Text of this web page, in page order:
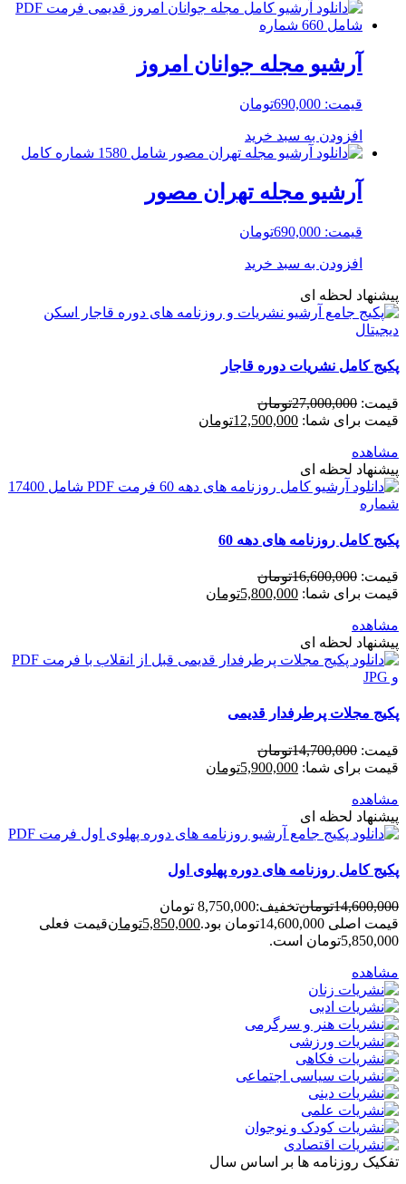
آرشیو مجله جوانان امروز
قیمت: 690,000تومان
افزودن به سبد خرید
آرشیو مجله تهران مصور
قیمت: 690,000تومان
افزودن به سبد خرید
پیشنهاد لحظه ای
پکیج کامل نشریات دوره قاجار
قیمت: 27,000,000تومان
قیمت برای شما: 12,500,000تومان
مشاهده
پیشنهاد لحظه ای
پکیج کامل روزنامه های دهه 60
قیمت: 16,600,000تومان
قیمت برای شما: 5,800,000تومان
مشاهده
پیشنهاد لحظه ای
پکیج مجلات پرطرفدار قدیمی
قیمت: 14,700,000تومان
قیمت برای شما: 5,900,000تومان
مشاهده
پیشنهاد لحظه ای
پکیج کامل روزنامه های دوره پهلوی اول
14,600,000تومانتخفیف:8,750,000 تومان
قیمت اصلی 14,600,000تومان بود.
5,850,000تومانقیمت فعلی
5,850,000تومان است.
مشاهده
تفکیک روزنامه ها بر اساس سال